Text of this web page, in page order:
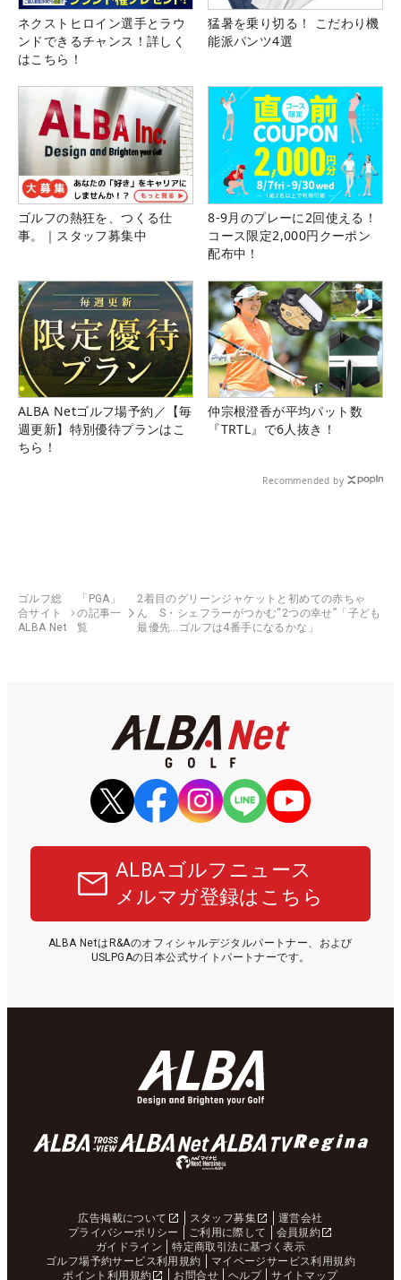
ネクストヒロイン選手とラウ
ンドできるチャンス！詳しく
はこちら！
猛暑を乗り切る！ こだわり機
能派パンツ4選
ゴルフの熱狂を、つくる仕
事。｜スタッフ募集中
8-9月のプレーに2回使える！
コース限定2,000円クーポン
配布中！
ALBA Netゴルフ場予約／【毎
週更新】特別優待プランはこ
ちら！
仲宗根澄香が平均パット数
『TRTL』で6人抜き！
Recommended by
ゴルフ総
合サイト
ALBA Net
「PGA」
の記事一
覧
2着目のグリーンジャケットと初めての赤ちゃ
ん S・シェフラーがつかむ“2つの幸せ”「子ども
最優先…ゴルフは4番手になるかな」
ALBAゴルフニュース
メルマガ登録はこちら
ALBA NetはR&Aのオフィシャルデジタルパートナー、および
USLPGAの日本公式サイトパートナーです。
広告掲載について スタッフ募集
運営会社
プライバシーポリシー
ご利用に際して
会員規約
ガイドライン
特定商取引法に基づく表示
ゴルフ場予約サービス利用規約
マイページサービス利用規約
ポイント利用規約
お問合せ ヘルプ サイトマップ